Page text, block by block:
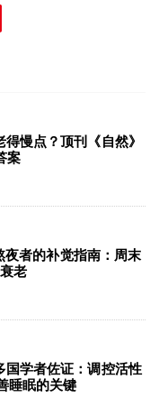
慢点？顶刊《自然》
案
夜者的补觉指南：周末
老
国学者佐证：调控活性
睡眠的关键